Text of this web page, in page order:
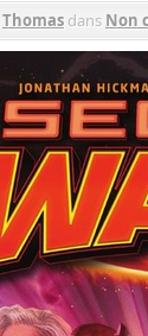
Thomas dans Non